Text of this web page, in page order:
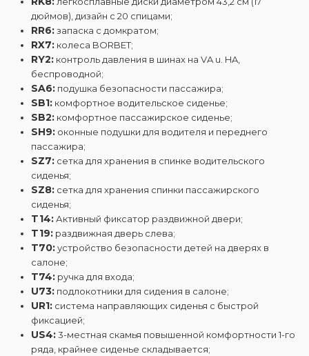
дюймов), дизайн с 20 спицами;
RR6:запаска с домкратом;
RX7: колеса BORBET;
RY2: контроль давления в шинах на VA u. HA,
беспроводной;
SA6: подушка безопасности пассажира;
SB1: комфортное водительское сиденье;
SB2: комфортное пассажирское сиденье;
SH9: оконные подушки для водителя и переднего
пассажира;
SZ7: сетка для хранения в спинке водительского
сиденья;
SZ8: сетка для хранения спинки пассажирского
сиденья;
T14:Активный фиксатор раздвижной двери;
T19: раздвижная дверь слева;
T70:устройство безопасности детей на дверях в
салоне;
T74: ручка для входа;
U73: подлокотники для сидения в салоне;
UR1: система направляющих сиденья с быстрой
фиксацией;
US4:3-местная скамья повышенной комфортности 1-го
ряда, крайнее сиденье складывается;